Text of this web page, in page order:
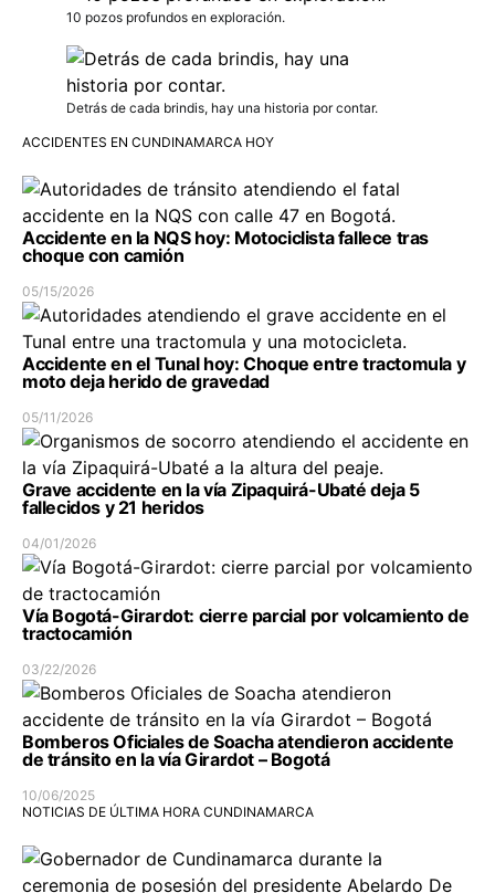
10 pozos profundos en exploración.
Detrás de cada brindis, hay una historia por contar.
ACCIDENTES EN CUNDINAMARCA HOY
Accidente en la NQS hoy: Motociclista fallece tras
choque con camión
05/15/2026
Accidente en el Tunal hoy: Choque entre tractomula y
moto deja herido de gravedad
05/11/2026
Grave accidente en la vía Zipaquirá-Ubaté deja 5
fallecidos y 21 heridos
04/01/2026
Vía Bogotá-Girardot: cierre parcial por volcamiento de
tractocamión
03/22/2026
Bomberos Oficiales de Soacha atendieron accidente
de tránsito en la vía Girardot – Bogotá
10/06/2025
NOTICIAS DE ÚLTIMA HORA CUNDINAMARCA